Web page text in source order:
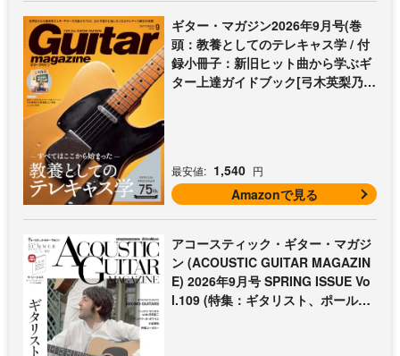
ギター・マガジン2026年9月号(巻
頭：教養としてのテレキャス学 / 付
録小冊子：新旧ヒット曲から学ぶギ
ター上達ガイドブック[弓木英梨乃の
最安値: 1,540 円
Amazonで見る
アコースティック・ギター・マガジ
ン (ACOUSTIC GUITAR MAGAZIN
E) 2026年9月号 SPRING ISSUE Vo
l.109 (特集：ギタリスト、ポール・